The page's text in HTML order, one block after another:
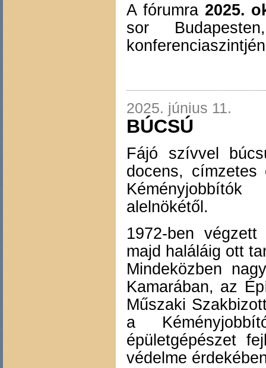
A fórumra 2025.
sor
2025. június 11.
BÚCSÚ
Fájó szívvel
docens, címzetes
alelnökétől.
1972-ben
majd haláláig ott
Mindeközben
Kamarában, az
Műszaki
a
épületgépészet
védelme